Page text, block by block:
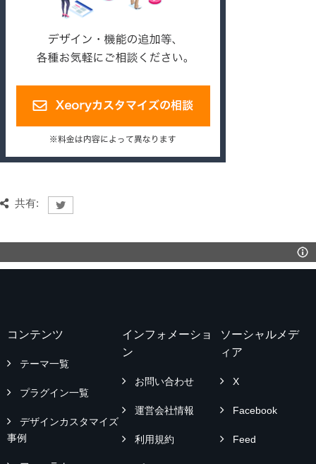
共有:
コンテンツ
テーマ一覧
プラグイン一覧
デザインカスタマイズ
事例
インフォメーショ
ン
お問い合わせ
運営会社情報
利用規約
ソーシャルメデ
ィア
X
Facebook
Feed